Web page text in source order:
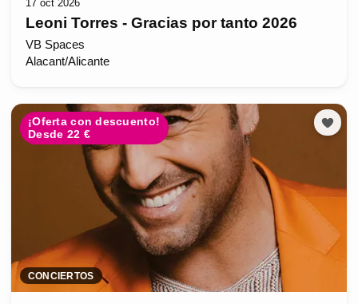
17 oct 2026
Leoni Torres - Gracias por tanto 2026
VB Spaces
Alacant/Alicante
¡Oferta con descuento!
Desde 22 €
CONCIERTOS